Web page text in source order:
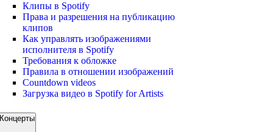
Клипы в Spotify
Права и разрешения на публикацию
клипов
Как управлять изображениями
исполнителя в Spotify
Требования к обложке
Правила в отношении изображений
Countdown videos
Загрузка видео в Spotify for Artists
Концерты